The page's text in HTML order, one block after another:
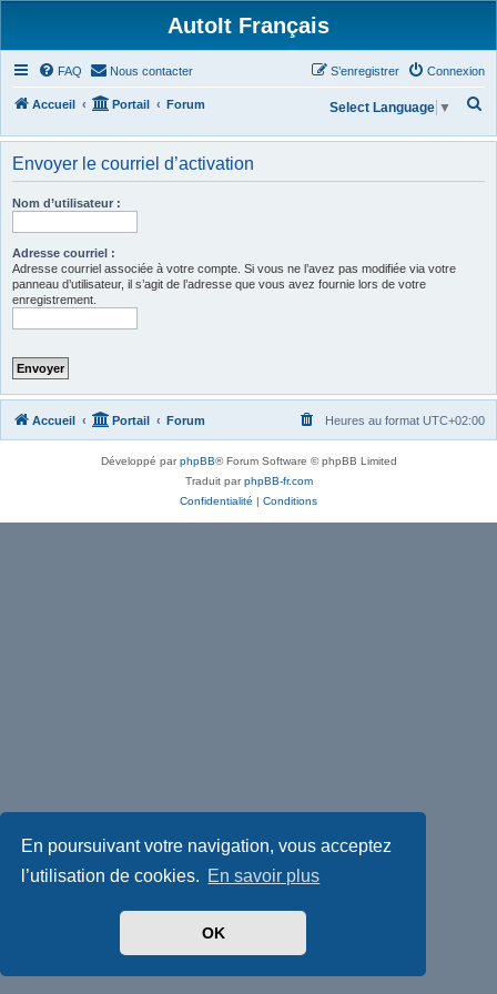
En poursuivant votre navigation, vous acceptez
l’utilisation de cookies. En savoir plus
OK
AutoIt Français
FAQ Nous contacter Connexion
S’enregistrer
Accueil Portail Forum
h
Select Language ▼
Envoyer le courriel d’activation
Nom d’utilisateur :
Adresse courriel :
Adresse courriel associée à votre compte. Si vous ne l’avez pas modifiée via votre
panneau d’utilisateur, il s’agit de l’adresse que vous avez fournie lors de votre
enregistrement.
Accueil Portail Forum Heures au format UTC+02:00
Développé parphpBB® Forum Software © phpBB Limited
Traduit parphpBB-fr.com
Confidentialité | Conditions